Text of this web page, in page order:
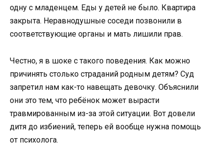
одну с младенцем. Еды у детей не было. Квартира
закрыта. Неравнодушные соседи позвонили в
соответствующие органы и мать лишили прав.
Честно, я в шоке с такого поведения. Как можно
причинять столько страданий родным детям? Суд
запретил нам как-то навещать девочку. Объяснили
они это тем, что ребёнок может вырасти
травмированным из-за этой ситуации. Вот довели
дитя до избиений, теперь ей вообще нужна помощь
от психолога.